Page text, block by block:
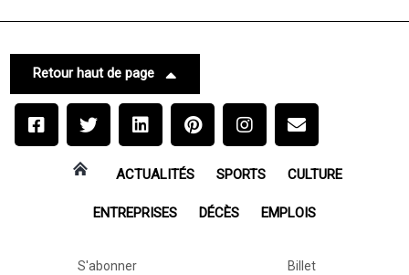
Retour haut de page
ACTUALITÉS SPORTS CULTURE
ENTREPRISES DÉCÈS EMPLOIS
S'abonner
Billet